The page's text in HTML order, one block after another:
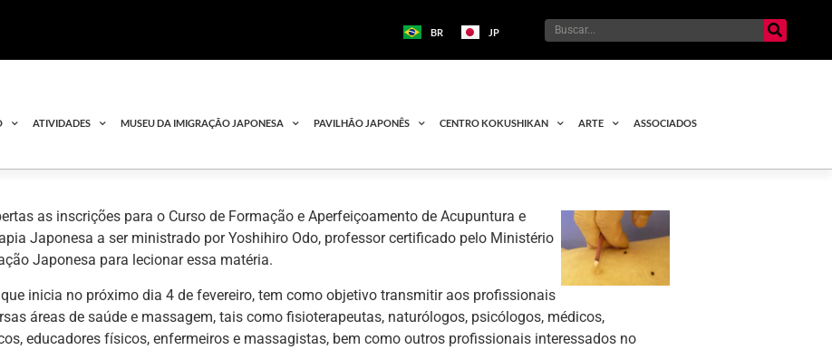
BR JP
ATIVIDADES MUSEU DA IMIGRAÇÃO JAPONESA PAVILHÃO JAPONÊS CENTRO KOKUSHIKAN ARTE ASSOCIADOS
as inscrições para o Curso de Formação e Aperfeiçoamento de Acupuntura e
Japonesa a ser ministrado por Yoshihiro Odo, professor certificado pelo Ministério
Japonesa para lecionar essa matéria.
que inicia no próximo dia 4 de fevereiro, tem como objetivo transmitir aos profissionais
áreas de saúde e massagem, tais como fisioterapeutas, naturólogos, psicólogos, médicos,
educadores físicos, enfermeiros e massagistas, bem como outros profissionais interessados no